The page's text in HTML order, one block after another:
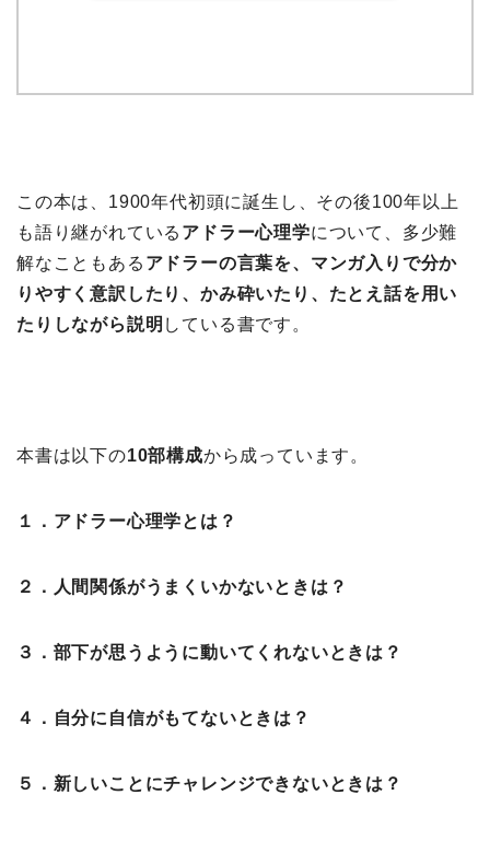
この本は、1900年代初頭に誕生し、その後100年以上
も語り継がれている アドラー心理学について、多少難
解なこともある アドラーの言葉を、マンガ入りで分か
りやすく意訳したり、かみ砕いたり、たとえ話を用い
たりしながら説明 している書です。
本書は以下の10部構成から成っています。
１．アドラー心理学とは？
２．人間関係がうまくいかないときは？
３．部下が思うように動いてくれないときは？
４．自分に自信がもてないときは？
５．新しいことにチャレンジできないときは？